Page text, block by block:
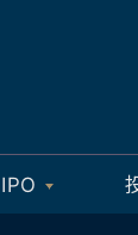
IPO